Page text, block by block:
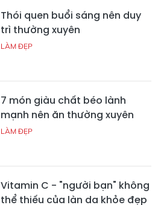
Thói quen buổi sáng nên duy
trì thường xuyên
LÀM ĐẸP
7 món giàu chất béo lành
mạnh nên ăn thường xuyên
LÀM ĐẸP
Vitamin C - "người bạn" không
thể thiếu của làn da khỏe đẹp